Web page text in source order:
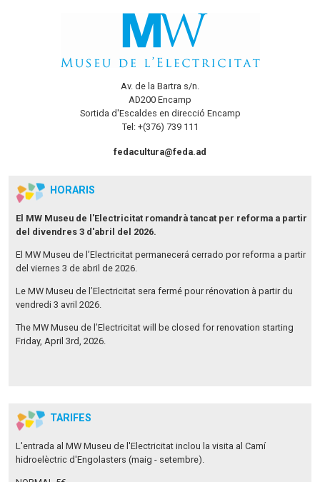
Av. de la Bartra s/n.
AD200 Encamp
Sortida d'Escaldes en direcció Encamp
Tel: +(376) 739 111
fedacultura@feda.ad
HORARIS
El MW Museu de l'Electricitat romandrà tancat per reforma a partir
del divendres 3 d'abril del 2026.
El MW Museu de l’Electricitat permanecerá cerrado por reforma a partir
del viernes 3 de abril de 2026.
Le MW Museu de l’Electricitat sera fermé pour rénovation à partir du
vendredi 3 avril 2026.
The MW Museu de l’Electricitat will be closed for renovation starting
Friday, April 3rd, 2026.
TARIFES
L'entrada al MW Museu de l'Electricitat inclou la visita al Camí
hidroelèctric d'Engolasters (maig - setembre).